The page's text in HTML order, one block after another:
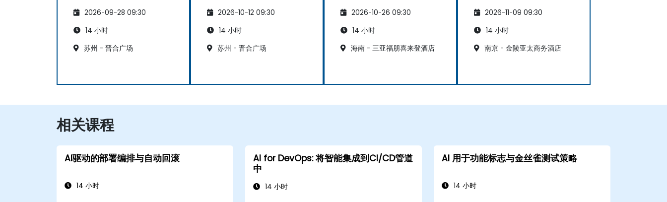
2026-09-28 09:30
14 小时
苏州 - 晋合广场
2026-10-12 09:30
14 小时
苏州 - 晋合广场
2026-10-26 09:30
14 小时
海南 - 三亚福朋喜来登酒店
2026-11-09 09:30
14 小时
南京 - 金陵亚太商务酒店
相关课程
AI驱动的部署编排与自动回滚
14 小时
AI for DevOps: 将智能集成到CI/CD管道
中
14 小时
AI 用于功能标志与金丝雀测试策略
14 小时